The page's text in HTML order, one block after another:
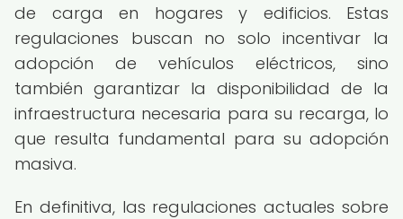
de carga en hogares y edificios. Estas
regulaciones buscan no solo incentivar la
adopción de vehículos eléctricos, sino
también garantizar la disponibilidad de la
infraestructura necesaria para su recarga, lo
que resulta fundamental para su adopción
masiva.
En definitiva, las regulaciones actuales sobre